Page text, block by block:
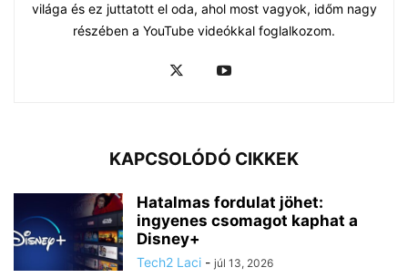
világa és ez juttatott el oda, ahol most vagyok, időm nagy
részében a YouTube videókkal foglalkozom.
KAPCSOLÓDÓ CIKKEK
Hatalmas fordulat jöhet:
ingyenes csomagot kaphat a
Disney+
Tech2 Laci - júl 13, 2026